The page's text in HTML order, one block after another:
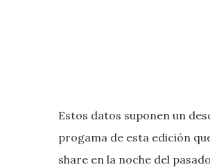
Estos datos suponen un
progama de esta edición
share en la noche del